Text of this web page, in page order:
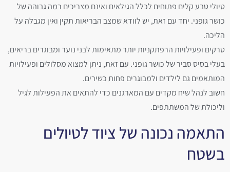
טיולי טבע קלים פתוחים לכלל הגילאים ואינם מצריכים רמה גבוהה של
כושר גופני. יחד עם זאת, יש לוודא שמצב הבריאות תקין ואין מגבלה על
הליכה.
טרקים ופעילויות הרפתקניות יותר מתאימות לבני נוער ומבוגרים בריאים,
בעלי בסיס סביר של כושר גופני. עם זאת, ניתן למצוא מסלולים ופעילויות
המותאמים גם לילדים ולמבוגרים פחות כשירים.
חשוב לנהל שיח מקדים עם המארגנים כדי להתאים את הפעילות לגיל
וליכולת של המשתתפים.
התאמה נכונה של ציוד לטיולים
בשטח